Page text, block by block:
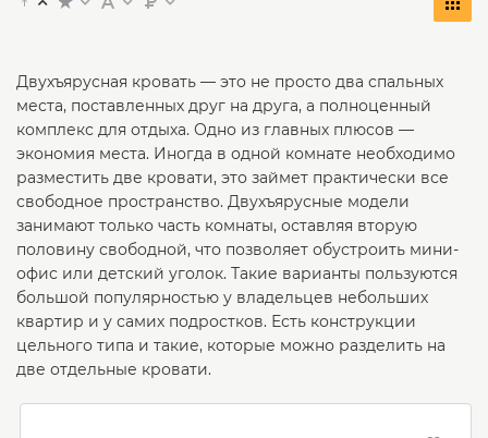
Двухъярусная кровать — это не просто два спальных
места, поставленных друг на друга, а полноценный
комплекс для отдыха. Одно из главных плюсов —
экономия места. Иногда в одной комнате необходимо
разместить две кровати, это займет практически все
свободное пространство. Двухъярусные модели
занимают только часть комнаты, оставляя вторую
половину свободной, что позволяет обустроить мини-
офис или детский уголок. Такие варианты пользуются
большой популярностью у владельцев небольших
квартир и у самих подростков. Есть конструкции
цельного типа и такие, которые можно разделить на
две отдельные кровати.